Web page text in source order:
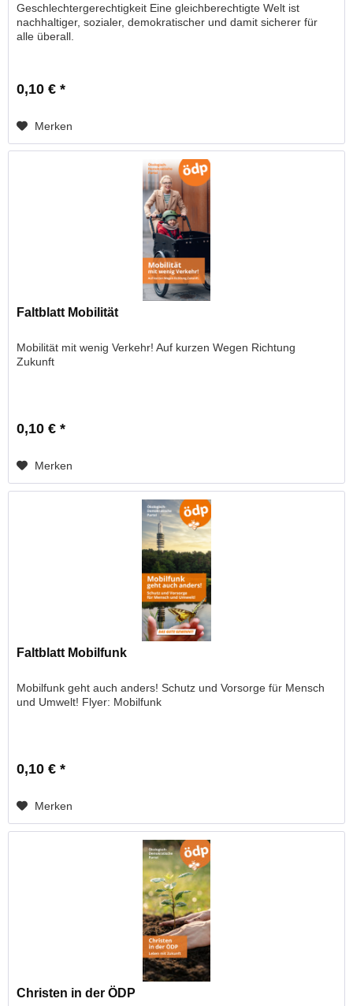
Geschlechtergerechtigkeit Eine gleichberechtigte Welt ist
nachhaltiger, sozialer, demokratischer und damit sicherer für
alle überall.
0,10 € *
Merken
Faltblatt Mobilität
Mobilität mit wenig Verkehr! Auf kurzen Wegen Richtung
Zukunft
0,10 € *
Merken
Faltblatt Mobilfunk
Mobilfunk geht auch anders! Schutz und Vorsorge für Mensch
und Umwelt! Flyer: Mobilfunk
0,10 € *
Merken
Christen in der ÖDP